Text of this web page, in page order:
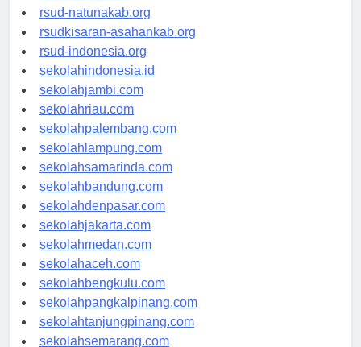
rsud-ntbprov.org
rsud-natunakab.org
rsudkisaran-asahankab.org
rsud-indonesia.org
sekolahindonesia.id
sekolahjambi.com
sekolahriau.com
sekolahpalembang.com
sekolahlampung.com
sekolahsamarinda.com
sekolahbandung.com
sekolahdenpasar.com
sekolahjakarta.com
sekolahmedan.com
sekolahaceh.com
sekolahbengkulu.com
sekolahpangkalpinang.com
sekolahtanjungpinang.com